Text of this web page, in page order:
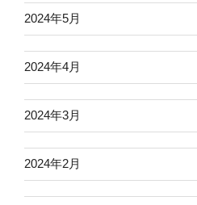
2024年5月
2024年4月
2024年3月
2024年2月